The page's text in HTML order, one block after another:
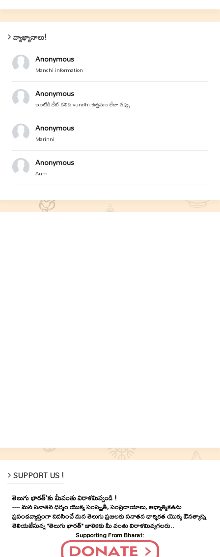
వ్యాఖ్యానాలు!
Anonymous
Manchi information
Anonymous
ఇంటికి గేట్ కలిపి vundhi ఉత్తమం లేదా తప్పు
Anonymous
Marinni
Anonymous
Aum
SUPPORT US !
తెలుగు భారత్'కు మీవంతు విరాళమివ్వండి !
----మన సనాతన ధర్మం యొక్క సంస్కృతీ, సంప్రదాయాలు, ఆధ్యాత్మికతను
ప్రపంచవ్యాప్తంగా నివసించే మన తెలుగు ప్రజలకు సనాతన ధార్మికత యొక్క ఔనత్యాన్ని
తెలియజేసున్న "తెలుగు భారత్" జాలికకు మీ వంతు విరాళమివ్వగలరు..
Supporting From Bharat: